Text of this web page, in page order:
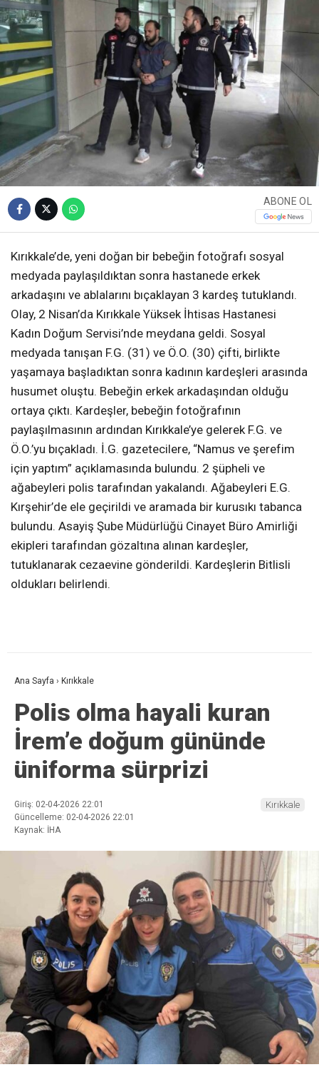
ABONE OL
Kırıkkale’de, yeni doğan bir bebeğin fotoğrafı sosyal
medyada paylaşıldıktan sonra hastanede erkek
arkadaşını ve ablalarını bıçaklayan 3 kardeş tutuklandı.
Olay, 2 Nisan’da Kırıkkale Yüksek İhtisas Hastanesi
Kadın Doğum Servisi’nde meydana geldi. Sosyal
medyada tanışan F.G. (31) ve Ö.O. (30) çifti, birlikte
yaşamaya başladıktan sonra kadının kardeşleri arasında
husumet oluştu. Bebeğin erkek arkadaşından olduğu
ortaya çıktı. Kardeşler, bebeğin fotoğrafının
paylaşılmasının ardından Kırıkkale’ye gelerek F.G. ve
Ö.O.’yu bıçakladı. İ.G. gazetecilere, “Namus ve şerefim
için yaptım” açıklamasında bulundu. 2 şüpheli ve
ağabeyleri polis tarafından yakalandı. Ağabeyleri E.G.
Kırşehir’de ele geçirildi ve aramada bir kurusıkı tabanca
bulundu. Asayiş Şube Müdürlüğü Cinayet Büro Amirliği
ekipleri tarafından gözaltına alınan kardeşler,
tutuklanarak cezaevine gönderildi. Kardeşlerin Bitlisli
oldukları belirlendi.
Ana Sayfa › Kırıkkale
Polis olma hayali kuran
İrem’e doğum gününde
üniforma sürprizi
Giriş: 02-04-2026 22:01
Güncelleme: 02-04-2026 22:01
Kaynak: İHA
Kırıkkale